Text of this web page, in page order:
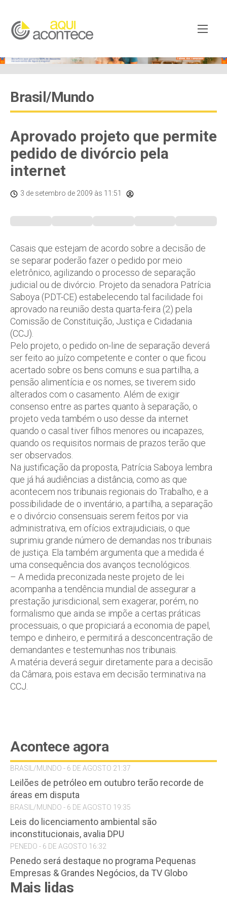
Brasil/Mundo
Aprovado projeto que permite
pedido de divórcio pela
internet
3 de setembro de 2009 às 11:51
Casais que estejam de acordo sobre a decisão de
se separar poderão fazer o pedido por meio
eletrônico, agilizando o processo de separação
judicial ou de divórcio. Projeto da senadora Patrícia
Saboya (PDT-CE) estabelecendo tal facilidade foi
aprovado na reunião desta quarta-feira (2) pela
Comissão de Constituição, Justiça e Cidadania
(CCJ).
Pelo projeto, o pedido on-line de separação deverá
ser feito ao juízo competente e conter o que ficou
acertado sobre os bens comuns e sua partilha, a
pensão alimentícia e os nomes, se tiverem sido
alterados com o casamento. Além de exigir
consenso entre as partes quanto à separação, o
projeto veda também o uso desse da internet
quando o casal tiver filhos menores ou incapazes,
quando os requisitos normais de prazos terão que
ser observados.
Na justificação da proposta, Patrícia Saboya lembra
que já há audiências a distância, como as que
acontecem nos tribunais regionais do Trabalho, e a
possibilidade de o inventário, a partilha, a separação
e o divórcio consensuais serem feitos por via
administrativa, em ofícios extrajudiciais, o que
suprimiu grande número de demandas nos tribunais
de justiça. Ela também argumenta que a medida é
uma consequência dos avanços tecnológicos.
– A medida preconizada neste projeto de lei
acompanha a tendência mundial de assegurar a
prestação jurisdicional, sem exagerar, porém, no
formalismo que ainda se impõe a certas práticas
processuais, o que propiciará a economia de papel,
tempo e dinheiro, e permitirá a desconcentração de
demandantes e testemunhas nos tribunais.
A matéria deverá seguir diretamente para a decisão
da Câmara, pois estava em decisão terminativa na
CCJ.
Acontece agora
BRASIL/MUNDO - 6 DE AGOSTO 21:37
Leilões de petróleo em outubro terão recorde de
áreas em disputa
BRASIL/MUNDO - 6 DE AGOSTO 19:35
Leis do licenciamento ambiental são
inconstitucionais, avalia DPU
PENEDO - 6 DE AGOSTO 16:32
Penedo será destaque no programa Pequenas
Empresas & Grandes Negócios, da TV Globo
Mais lidas